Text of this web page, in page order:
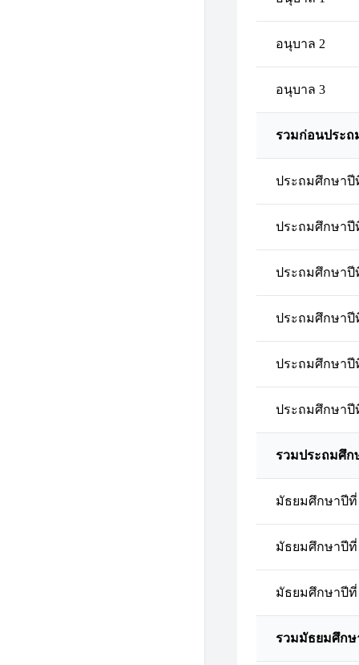
อนุบาล 2
อนุบาล 3
รวมก่อนประถ
ประถมศึกษาปี
ประถมศึกษาปี
ประถมศึกษาปี
ประถมศึกษาปี
ประถมศึกษาปี
ประถมศึกษาปี
รวมประถมศึก
มัธยมศึกษาปีที่
มัธยมศึกษาปีที่
มัธยมศึกษาปีที่
รวมมัธยมศึก